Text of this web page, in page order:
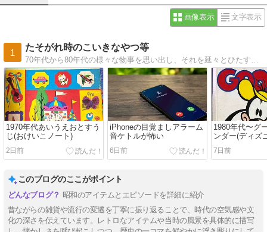
画像表示 文字表示
1
たそがれ時のこいきなやつ等
1970年代あいうえおとすう
じ(おけいこノート)
2日前
iPhoneの目覚ましアラーム
音ケトルが怖い
6日前
1980年代〜グ
ンダー(ディズ
ター)
7日前
このブログのここがポイント
昭和のアイテムとエピソードを詳細に紹介
昔ながらの雑貨や流行の変遷を丁寧に振り返ることで、時代の空気感や文
化の深さを伝えています。レトロなアイテムや当時の風景を具体的に描写